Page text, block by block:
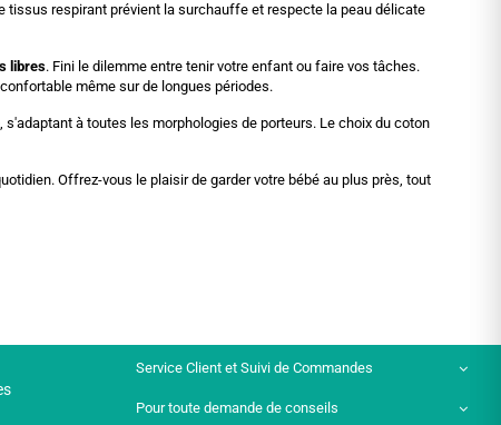
tissus respirant prévient la surchauffe et respecte la peau délicate
libres. Fini le dilemme entre tenir votre enfant ou faire vos tâches.
même sur de longues périodes.
à toutes les morphologies de porteurs. Le choix du coton
Offrez-vous le plaisir de garder votre bébé au plus près, tout
Service Client et Suivi de Commandes
Pour toute demande de conseils